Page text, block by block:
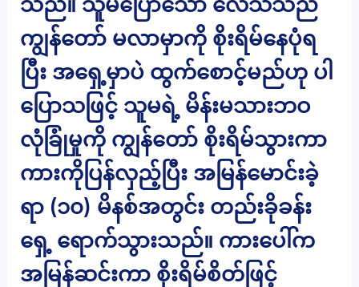
ကျွန်တော် မလာမှာကို စိုးရိမ်နေပုံရ
ပြီး အရှေ့မှာပဲ ထွက်စောင့်မည်ဟု ပါ
ပြောသဖြင့် သူမရဲ့ မိန်းမသားဘဝ
လုံခြုံမှုကို ကျွန်တော် စိုးရိမ်သွားကာ
ကားကိုပြန်လှည့်ပြီး အမြန်မောင်းခဲ့
ရာ (၁၀) မိနစ်အတွင်း တည်းခိုခန်း
ရှေ့ ရောက်သွားသည်။ ကားပေါ်က
အမြန်ဆင်းကာ စိုးရိမ်စိတ်ဖြင့်